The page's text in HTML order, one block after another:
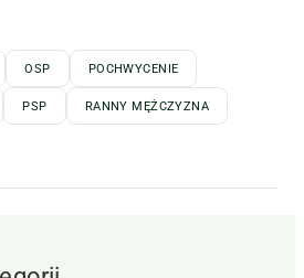
OSP POCHWYCENIE
PSP RANNY MĘŻCZYZNA